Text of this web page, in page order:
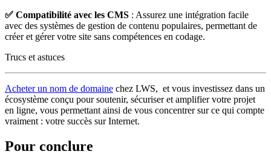
✅ Compatibilité avec les CMS : Assurez une intégration facile
avec des systèmes de gestion de contenu populaires, permettant de
créer et gérer votre site sans compétences en codage.
Trucs et astuces
Acheter un nom de domaine chez LWS, et vous investissez dans un
écosystème conçu pour soutenir, sécuriser et amplifier votre projet
en ligne, vous permettant ainsi de vous concentrer sur ce qui compte
vraiment : votre succès sur Internet.
Pour conclure